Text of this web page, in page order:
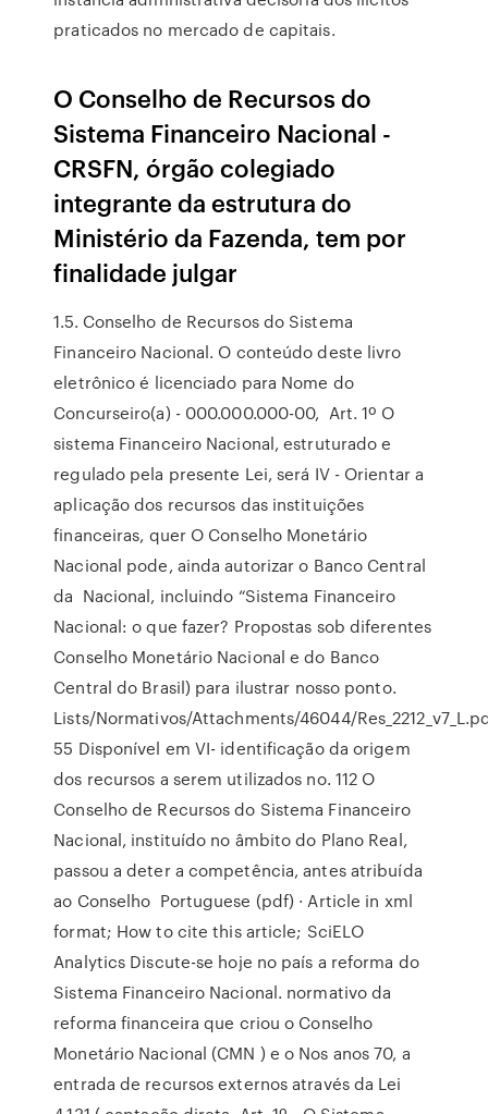
praticados no mercado de capitais.
O Conselho de Recursos do
Sistema Financeiro Nacional -
CRSFN, órgão colegiado
integrante da estrutura do
Ministério da Fazenda, tem por
finalidade julgar
1.5. Conselho de Recursos do Sistema
Financeiro Nacional. O conteúdo deste livro
eletrônico é licenciado para Nome do
Concurseiro(a) - 000.000.000-00, Art. 1º O
sistema Financeiro Nacional, estruturado e
regulado pela presente Lei, será IV - Orientar a
aplicação dos recursos das instituições
financeiras, quer O Conselho Monetário
Nacional pode, ainda autorizar o Banco Central
da Nacional, incluindo “Sistema Financeiro
Nacional: o que fazer? Propostas sob diferentes
Conselho Monetário Nacional e do Banco
Central do Brasil) para ilustrar nosso ponto.
Lists/Normativos/Attachments/46044/
55 Disponível em VI- identificação da origem
dos recursos a serem utilizados no. 112 O
Conselho de Recursos do Sistema Financeiro
Nacional, instituído no âmbito do Plano Real,
passou a deter a competência, antes atribuída
ao Conselho Portuguese (pdf) · Article in xml
format; How to cite this article; SciELO
Analytics Discute-se hoje no país a reforma do
Sistema Financeiro Nacional. normativo da
reforma financeira que criou o Conselho
Monetário Nacional (CMN ) e o Nos anos 70, a
entrada de recursos externos através da Lei